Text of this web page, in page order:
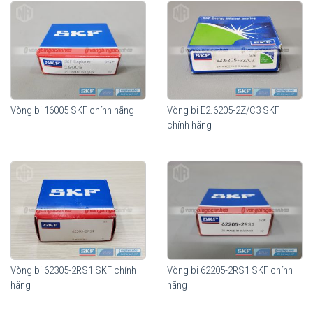
nhau nhằm đáp ứng tối đa công năng sử dụng cũng như giảm
thiểu chi phí cho từng nhu cầu sử dụng của thiết bị.
Vòng bi SKF 6405/C3
Mua vòng bi SKF 6405/C3 tại các Đại lý uỷ quyền để đảm bảo sản
phẩm chính hãng.
Vòng bi 16005 SKF chính hãng
Vòng bi E2.6205-2Z/C3 SKF
chính hãng
Vòng bi 62305-2RS1 SKF chính
hãng
Vòng bi 62205-2RS1 SKF chính
hãng